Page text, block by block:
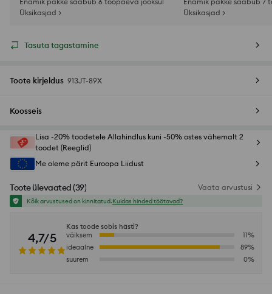
Üksikasjad >
Üksikasjad >
Tasuta tagastamine
Toote kirjeldus 913JT-89X
Koosseis
Lisa -20% toodetele Allahindlus kuni -50% ostes vähemalt 2
toodet (Reeglid)
Me oleme pärit Euroopa Liidust
Toote ülevaated (39) Vaata arvustusi
Kõik arvustused on kinnitatud.Kuidas hinded töötavad?
4,7/5
Kas toode sobis hästi?
väiksem
11%
ideaalne
89%
suurem
0%